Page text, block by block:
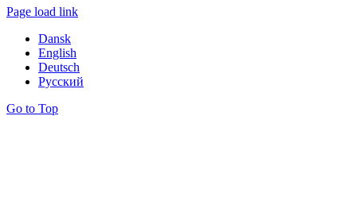
Page load link
Dansk
English
Deutsch
Русский
Go to Top